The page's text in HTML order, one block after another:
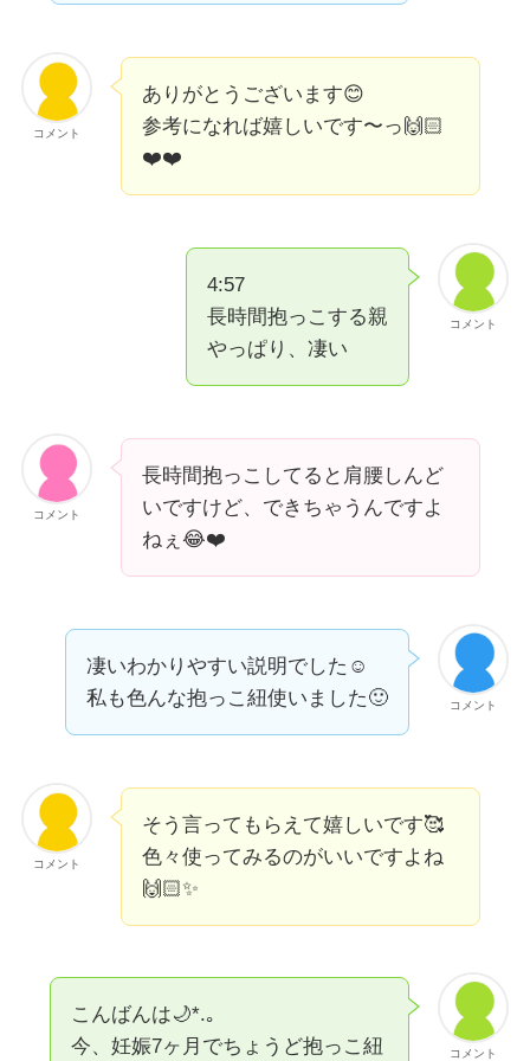
コメント
ありがとうございます😊
参考になれば嬉しいです〜っ🙌🏻
❤️❤️
コメント
4:57
長時間抱っこする親
やっぱり、凄い
コメント
長時間抱っこしてると肩腰しんど
いですけど、できちゃうんですよ
ねぇ😂❤️
コメント
凄いわかりやすい説明でした☺️
私も色んな抱っこ紐使いました🙂
コメント
そう言ってもらえて嬉しいです🥰
色々使ってみるのがいいですよね
🙌🏻✨
コメント
こんばんは🌙*.｡
今、妊娠7ヶ月でちょうど抱っこ紐